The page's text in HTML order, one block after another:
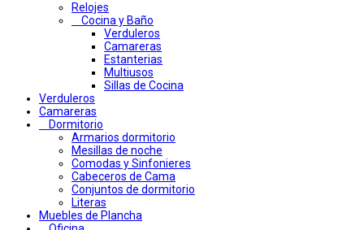
Relojes
Cocina y Baño
Verduleros
Camareras
Estanterias
Multiusos
Sillas de Cocina
Verduleros
Camareras
Dormitorio
Armarios dormitorio
Mesillas de noche
Comodas y Sinfonieres
Cabeceros de Cama
Conjuntos de dormitorio
Literas
Muebles de Plancha